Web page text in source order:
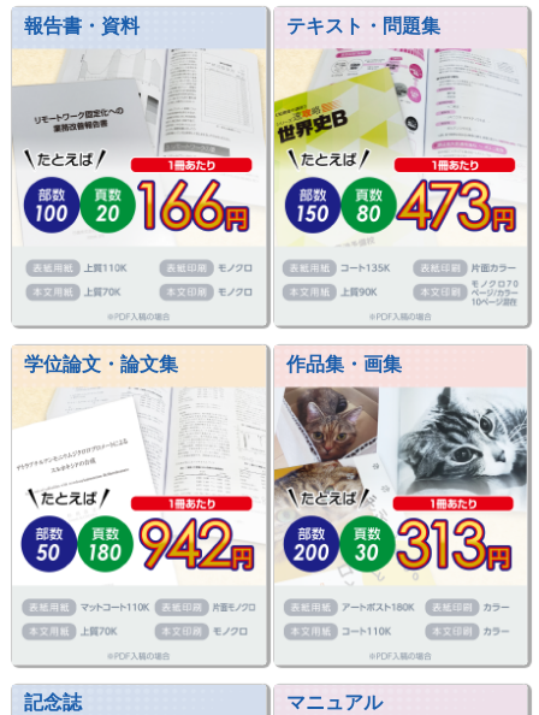
報告書・資料 テキスト・問題集
学位論文・論文集 作品集・画集
記念誌 マニュアル